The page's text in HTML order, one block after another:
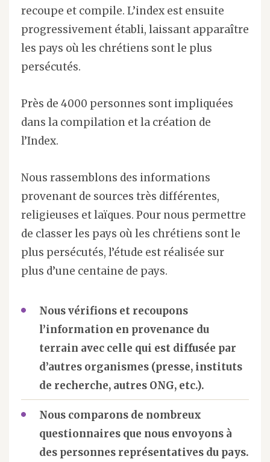
recoupe et compile. L’index est ensuite
progressivement établi, laissant apparaître
les pays où les chrétiens sont le plus
persécutés.
Près de 4000 personnes sont impliquées
dans la compilation et la création de
l’Index.
Nous rassemblons des informations
provenant de sources très différentes,
religieuses et laïques. Pour nous permettre
de classer les pays où les chrétiens sont le
plus persécutés, l’étude est réalisée sur
plus d’une centaine de pays.
Nous vérifions et recoupons
l’information en provenance du
terrain avec celle qui est diffusée par
d’autres organismes (presse, instituts
de recherche, autres ONG, etc.).
Nous comparons de nombreux
questionnaires que nous envoyons à
des personnes représentatives du pays.